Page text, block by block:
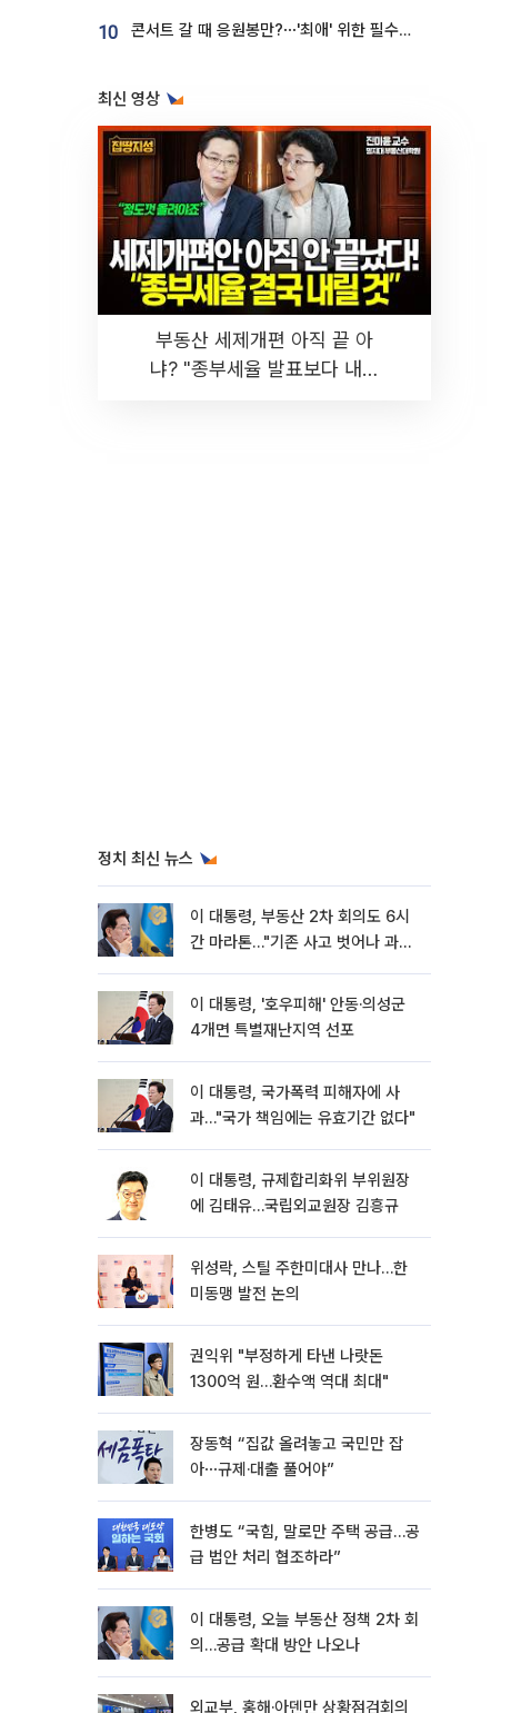
10 콘서트 갈 때 응원봉만?⋯'최애' 위한 필수품 등장이오! [솔드아웃]
최신 영상
부동산 세제개편 아직 끝 아
냐? "종부세율 발표보다 내릴
정치 최신 뉴스
이 대통령, 부동산 2차 회의도 6시
간 마라톤…"기존 사고 벗어나 과감
이 대통령, '호우피해' 안동·의성군
4개면 특별재난지역 선포
이 대통령, 국가폭력 피해자에 사
과…"국가 책임에는 유효기간 없다"
이 대통령, 규제합리화위 부위원장
에 김태유…국립외교원장 김흥규
위성락, 스틸 주한미대사 만나…한
미동맹 발전 논의
권익위 "부정하게 타낸 나랏돈
1300억 원…환수액 역대 최대"
장동혁 “집값 올려놓고 국민만 잡
아⋯규제·대출 풀어야”
한병도 “국힘, 말로만 주택 공급…공
급 법안 처리 협조하라”
이 대통령, 오늘 부동산 정책 2차 회
의…공급 확대 방안 나오나
외교부, 홍해·아덴만 상황점검회의